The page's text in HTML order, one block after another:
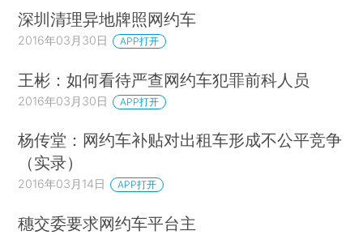
深圳清理异地牌照网约车
2016年03月30日 APP打开
王彬：如何看待严查网约车犯罪前科人员
2016年03月30日 APP打开
杨传堂：网约车补贴对出租车形成不公平竞争
（实录）
2016年03月14日 APP打开
穗交委要求网约车平台主